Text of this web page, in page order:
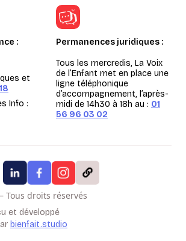
:
et
Info :
Permanences juridiques :
Tous les mercredis, La Voix
de l’Enfant met en place une
ligne téléphonique
d’accompagnement, l’après-
midi de 14h30 à 18h au : 01
56 96 03 02
Tous droits réservés
et développé
bienfait.studio